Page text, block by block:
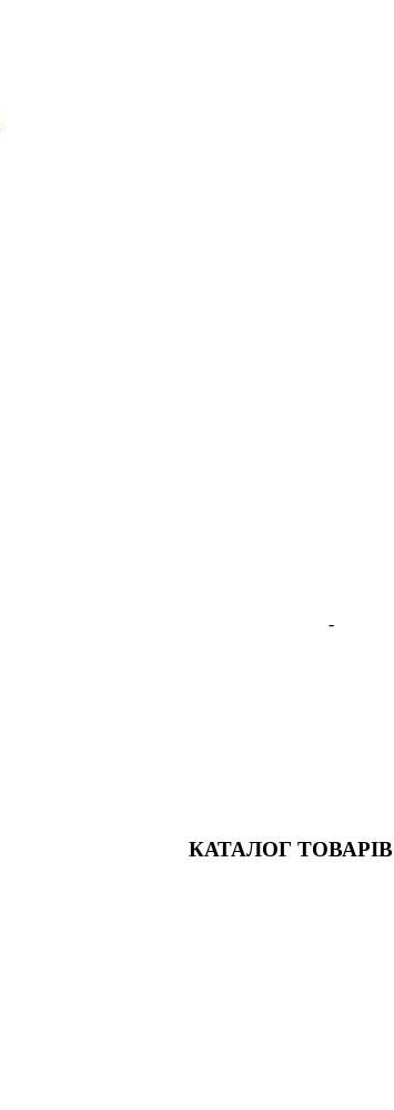
-
КАТАЛОГ ТОВАРІВ